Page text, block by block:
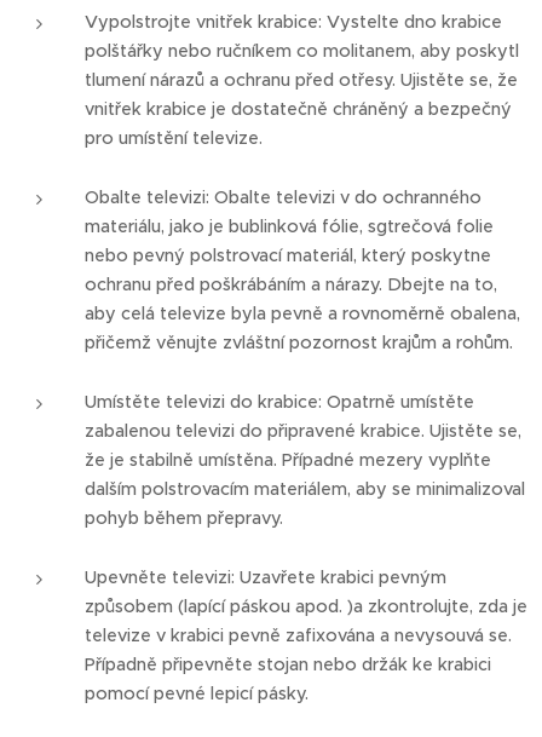
Vypolstrojte vnitřek krabice: Vystelte dno krabice
polštářky nebo ručníkem co molitanem, aby poskytl
tlumení nárazů a ochranu před otřesy. Ujistěte se, že
vnitřek krabice je dostatečně chráněný a bezpečný
pro umístění televize.
Obalte televizi: Obalte televizi v do ochranného
materiálu, jako je bublinková fólie, sgtrečová folie
nebo pevný polstrovací materiál, který poskytne
ochranu před poškrábáním a nárazy. Dbejte na to,
aby celá televize byla pevně a rovnoměrně obalena,
přičemž věnujte zvláštní pozornost krajům a rohům.
Umístěte televizi do krabice: Opatrně umístěte
zabalenou televizi do připravené krabice. Ujistěte se,
že je stabilně umístěna. Případné mezery vyplňte
dalším polstrovacím materiálem, aby se minimalizoval
pohyb během přepravy.
Upevněte televizi: Uzavřete krabici pevným
způsobem (lapící páskou apod. )a zkontrolujte, zda je
televize v krabici pevně zafixována a nevysouvá se.
Případně připevněte stojan nebo držák ke krabici
pomocí pevné lepicí pásky.